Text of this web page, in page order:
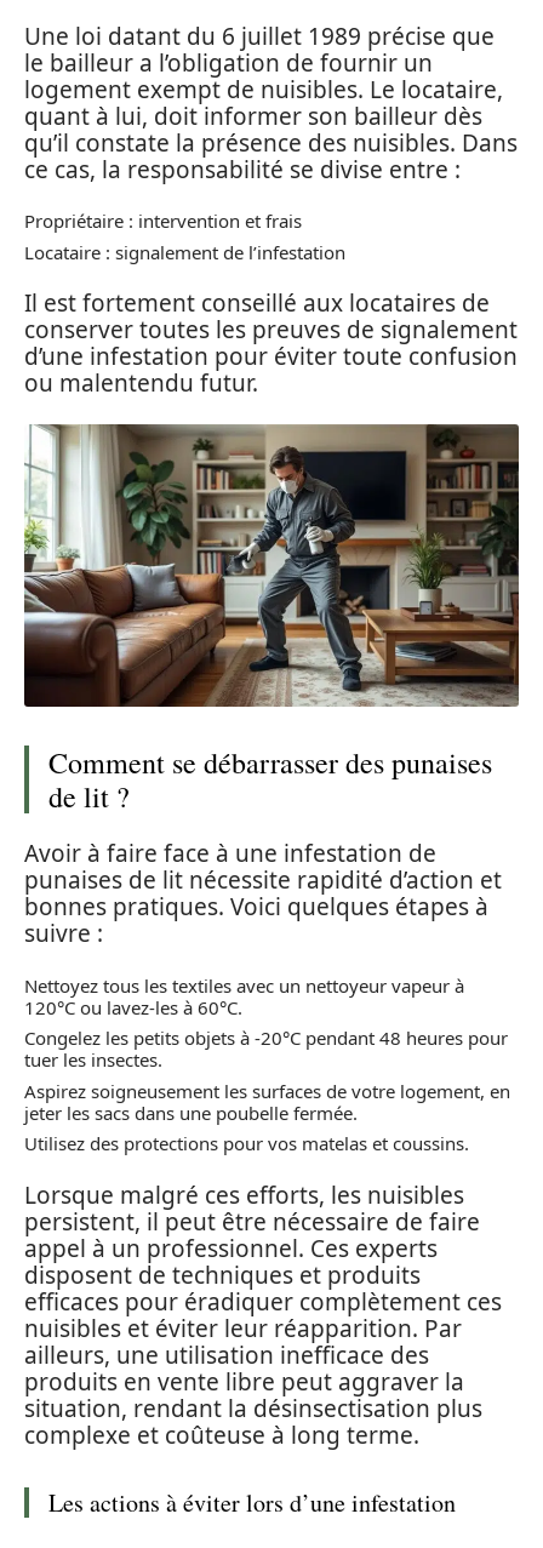
Une loi datant du 6 juillet 1989 précise que
le bailleur a l’obligation de fournir un
logement exempt de nuisibles. Le locataire,
quant à lui, doit informer son bailleur dès
qu’il constate la présence des nuisibles. Dans
ce cas, la responsabilité se divise entre :
Propriétaire : intervention et frais
Locataire : signalement de l’infestation
Il est fortement conseillé aux locataires de
conserver toutes les preuves de signalement
d’une infestation pour éviter toute confusion
ou malentendu futur.
Comment se débarrasser des punaises
de lit ?
Avoir à faire face à une infestation de
punaises de lit nécessite rapidité d’action et
bonnes pratiques. Voici quelques étapes à
suivre :
Nettoyez tous les textiles avec un nettoyeur vapeur à
120°C ou lavez-les à 60°C.
Congelez les petits objets à -20°C pendant 48 heures pour
tuer les insectes.
Aspirez soigneusement les surfaces de votre logement, en
jeter les sacs dans une poubelle fermée.
Utilisez des protections pour vos matelas et coussins.
Lorsque malgré ces efforts, les nuisibles
persistent, il peut être nécessaire de faire
appel à un professionnel. Ces experts
disposent de techniques et produits
efficaces pour éradiquer complètement ces
nuisibles et éviter leur réapparition. Par
ailleurs, une utilisation inefficace des
produits en vente libre peut aggraver la
situation, rendant la désinsectisation plus
complexe et coûteuse à long terme.
Les actions à éviter lors d’une infestation